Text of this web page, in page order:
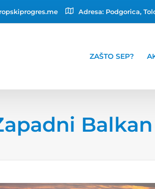
Adresa: Podgorica,
ZAŠTO SEP?
Balkan